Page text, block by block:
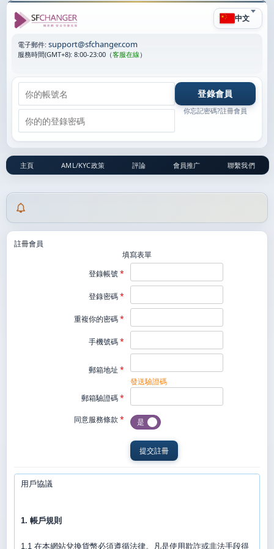
中文
電子郵件: support@sfchanger.com
服務時間(GMT+8): 8:00-23:00 （客服在線 ）
你忘記密碼?註冊會員
主頁 AML/KYC政策 評論 會員推广 聯繫我們
註冊會員
填寫表單
登錄帳號*
登錄密碼*
重複你的密碼*
手機號碼*
郵箱地址 *
發送驗證碼
郵箱驗證碼*
同意服務條款 * 是
用戶協議
1. 帳戶規則
1.1 在本網站兌換貨幣必須遵循法律。凡是使用欺詐或非法手段得